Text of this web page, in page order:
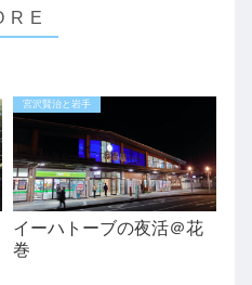
宮沢賢治と岩手
イーハトーブの夜活＠花
巻